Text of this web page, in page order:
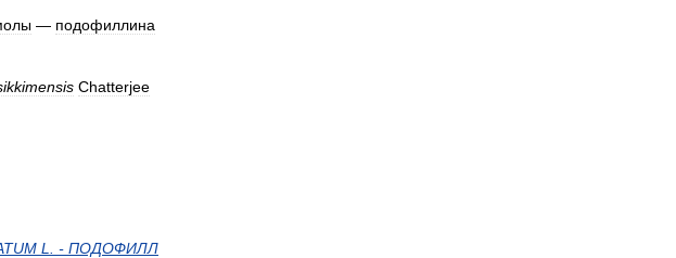
— подофиллина
Chatterjee
L. - ПОДОФИЛЛ